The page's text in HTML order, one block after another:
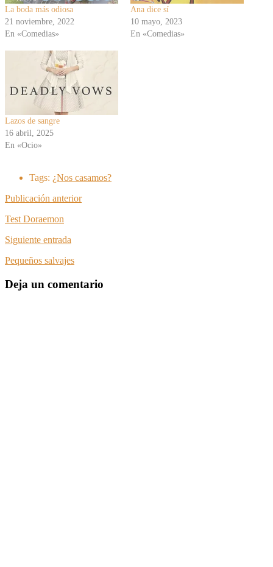
La boda más odiosa
21 noviembre, 2022
En «Comedias»
Ana dice sí
10 mayo, 2023
En «Comedias»
Lazos de sangre
16 abril, 2025
En «Ocio»
Tags: ¿Nos casamos?
Publicación anterior
Test Doraemon
Siguiente entrada
Pequeños salvajes
Deja un comentario